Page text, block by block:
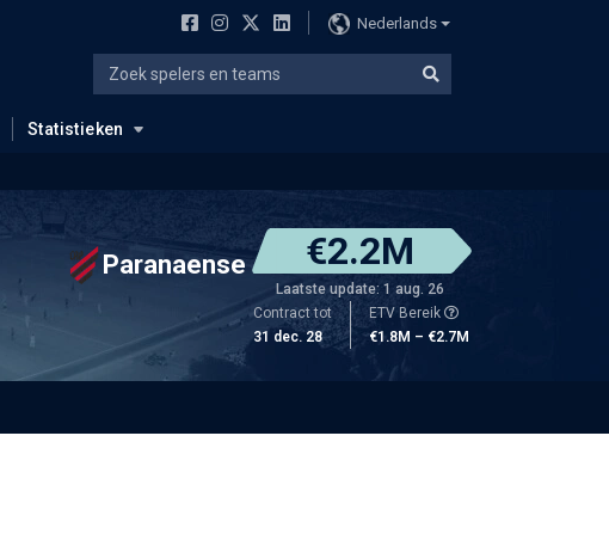
Nederlands
Statistieken
Paranaense €2.2M
Laatste update: 1 aug. 26
Contract tot
31 dec. 28
ETV Bereik
€1.8M – €2.7M